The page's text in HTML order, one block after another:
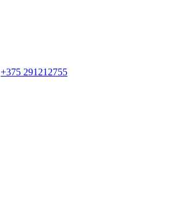
+375 291212755